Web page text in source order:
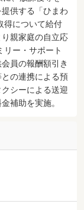
供する「ひまわ
得について給付
親家庭の自立応
リー・サポート
員の報酬額引き
との連携による預
シーによる送迎
補助を実施。